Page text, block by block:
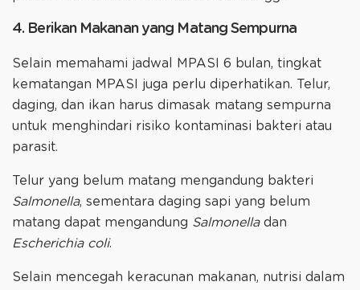
4. Berikan Makanan yang Matang Sempurna
Selain memahami jadwal MPASI 6 bulan, tingkat
kematangan MPASI juga perlu diperhatikan. Telur,
daging, dan ikan harus dimasak matang sempurna
untuk menghindari risiko kontaminasi bakteri atau
parasit.
Telur yang belum matang mengandung bakteri
Salmonella, sementara daging sapi yang belum
matang dapat mengandung Salmonelladan
Escherichia coli.
Selain mencegah keracunan makanan, nutrisi dalam